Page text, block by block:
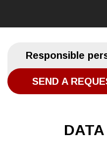
Responsible
SEND A